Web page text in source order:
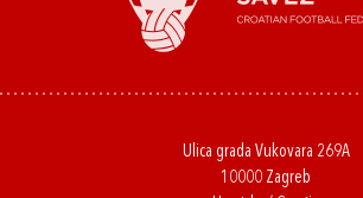
Ulica grada Vukovara 269A
10000 Zagreb